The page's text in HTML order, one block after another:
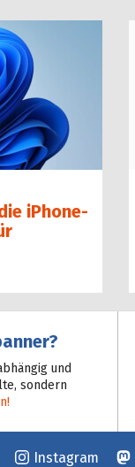
iPhone-
und
sondern
Instagram